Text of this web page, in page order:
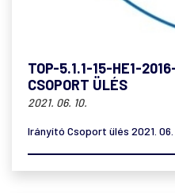
TOP-5.1.1-15-HE1-
CSOPORT ÜLÉS
2021. 06. 10.
Irányító Csoport ülés 2021. 06.